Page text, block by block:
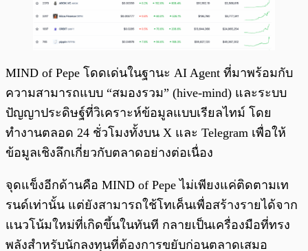
MIND of Pepe โดดเด่นในฐานะ AI Agent ที่มาพร้อมกับ
ความสามารถแบบ “สมองรวม” (hive-mind) และระบบ
ปัญญาประดิษฐ์ที่วิเคราะห์ข้อมูลแบบเรียลไทม์ โดย
ทำงานตลอด 24 ชั่วโมงทั้งบน X และ Telegram เพื่อให้
ข้อมูลเชิงลึกเกี่ยวกับตลาดอย่างต่อเนื่อง
จุดแข็งอีกด้านคือ MIND of Pepe ไม่เพียงแค่ติดตามเท
รนด์เท่านั้น แต่ยังสามารถใช้โทเค็นเพื่อสร้างรายได้จาก
แนวโน้มใหม่ที่เกิดขึ้นในทันที กลายเป็นเครื่องมือที่ทรง
พลังสำหรับนักลงทุนที่ต้องการขยับก่อนตลาดเสมอ